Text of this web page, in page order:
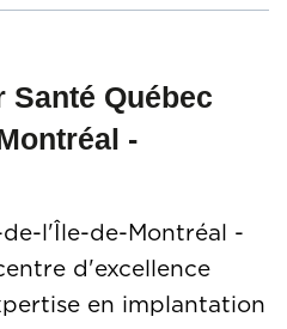
Québec
-
l'Île-de-Montréal -
d'excellence
en implantation